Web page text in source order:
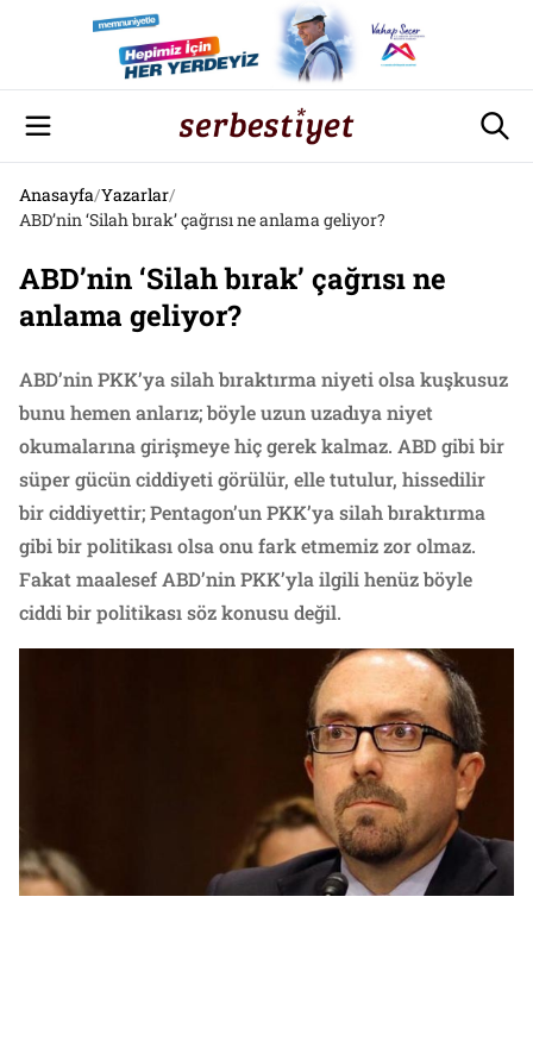
Anasayfa/Yazarlar/
ABD’nin ‘Silah bırak’ çağrısı ne anlama geliyor?
ABD’nin ‘Silah bırak’ çağrısı ne
anlama geliyor?
ABD’nin PKK’ya silah bıraktırma niyeti olsa kuşkusuz
bunu hemen anlarız; böyle uzun uzadıya niyet
okumalarına girişmeye hiç gerek kalmaz. ABD gibi bir
süper gücün ciddiyeti görülür, elle tutulur, hissedilir
bir ciddiyettir; Pentagon’un PKK’ya silah bıraktırma
gibi bir politikası olsa onu fark etmemiz zor olmaz.
Fakat maalesef ABD’nin PKK’yla ilgili henüz böyle
ciddi bir politikası söz konusu değil.